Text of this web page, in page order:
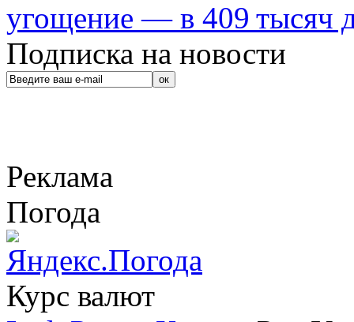
угощение — в 409 тысяч
Подписка на новости
Реклама
Погода
Курс валют